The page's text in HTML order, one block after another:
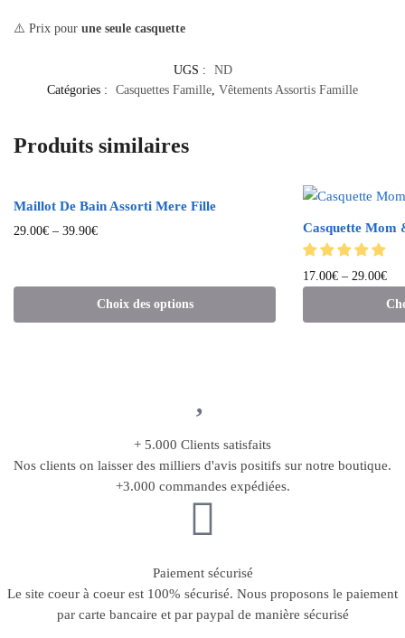
⚠️ Prix pour une seule casquette
UGS :
ND
Catégories :
Casquettes Famille, Vêtements Assortis Famille
Produits similaires
Maillot De Bain Assorti Mere Fille
29.00€ – 39.90€
Choix des options
Casquette Mom
17.00€ – 29.00€
+ 5.000 Clients satisfaits
Nos clients on laisser des milliers d'avis positifs sur notre boutique.
+3.000 commandes expédiées.
Paiement sécurisé
Le site coeur à coeur est 100% sécurisé. Nous proposons le paiement
par carte bancaire et par paypal de manière sécurisé